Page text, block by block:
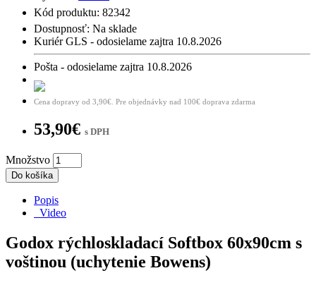
Kód produktu: 82342
Dostupnosť: Na sklade
Kuriér GLS - odosielame zajtra 10.8.2026
Pošta - odosielame zajtra 10.8.2026
Cena dopravy od 3,90€. Pre objednávky nad 100€ doprava zdarma
53,90€ s DPH
Množstvo
Do košíka
Popis
Video
Godox rýchloskladací Softbox 60x90cm s
voštinou (uchytenie Bowens)